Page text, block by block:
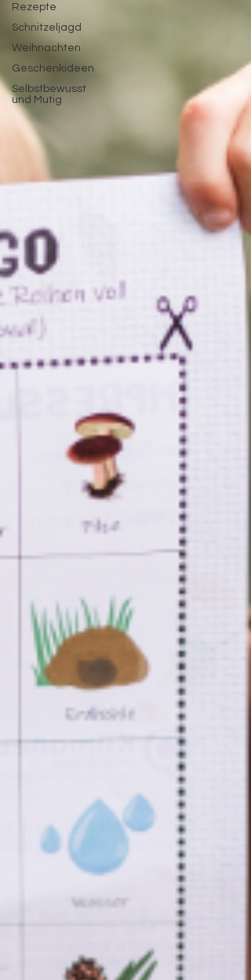
Rezepte
Schnitzeljagd
Weihnachten
Geschenkideen
Selbstbewusst
und Mutig